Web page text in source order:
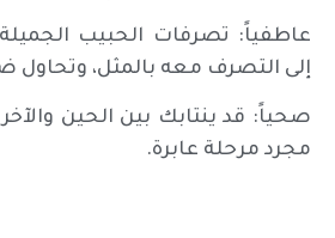
عاطفياً: تصرفات الحبيب
إلى التصرف معه بالمثل،
صحياً: قد ينتابك بين الحين والآخر
مجرد مرحلة عابرة.